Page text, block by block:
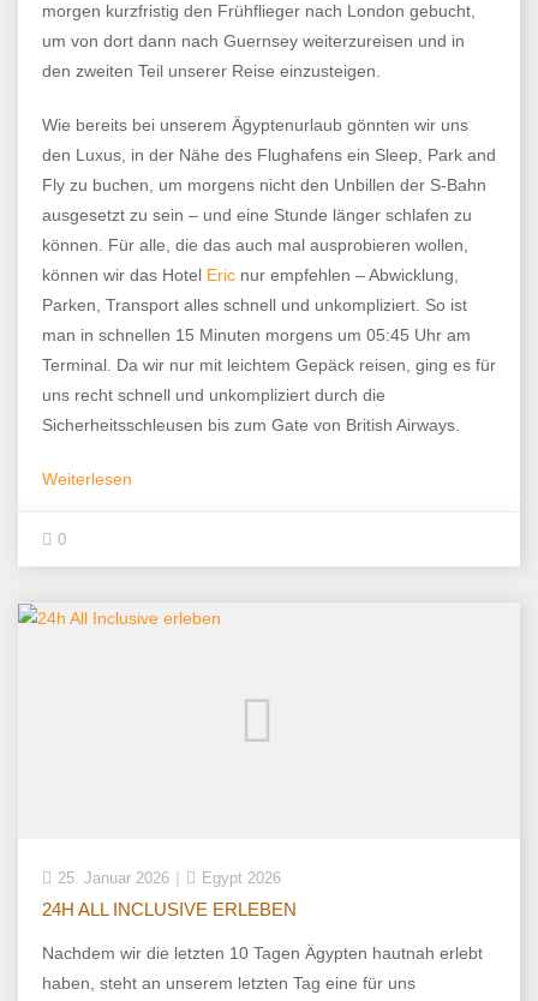
morgen kurzfristig den Frühflieger nach London gebucht,
um von dort dann nach Guernsey weiterzureisen und in
den zweiten Teil unserer Reise einzusteigen.
Wie bereits bei unserem Ägyptenurlaub gönnten wir uns
den Luxus, in der Nähe des Flughafens ein Sleep, Park and
Fly zu buchen, um morgens nicht den Unbillen der S-Bahn
ausgesetzt zu sein – und eine Stunde länger schlafen zu
können. Für alle, die das auch mal ausprobieren wollen,
können wir das Hotel Eric nur empfehlen – Abwicklung,
Parken, Transport alles schnell und unkompliziert. So ist
man in schnellen 15 Minuten morgens um 05:45 Uhr am
Terminal. Da wir nur mit leichtem Gepäck reisen, ging es für
uns recht schnell und unkompliziert durch die
Sicherheitsschleusen bis zum Gate von British Airways.
Weiterlesen
0
25. Januar 2026 Egypt 2026
24H ALL INCLUSIVE ERLEBEN
Nachdem wir die letzten 10 Tagen Ägypten hautnah erlebt
haben, steht an unserem letzten Tag eine für uns